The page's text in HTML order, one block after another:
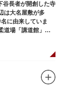
谷長者が開創した寺
は大名屋敷が多
に由来していま
道場「講道館」を